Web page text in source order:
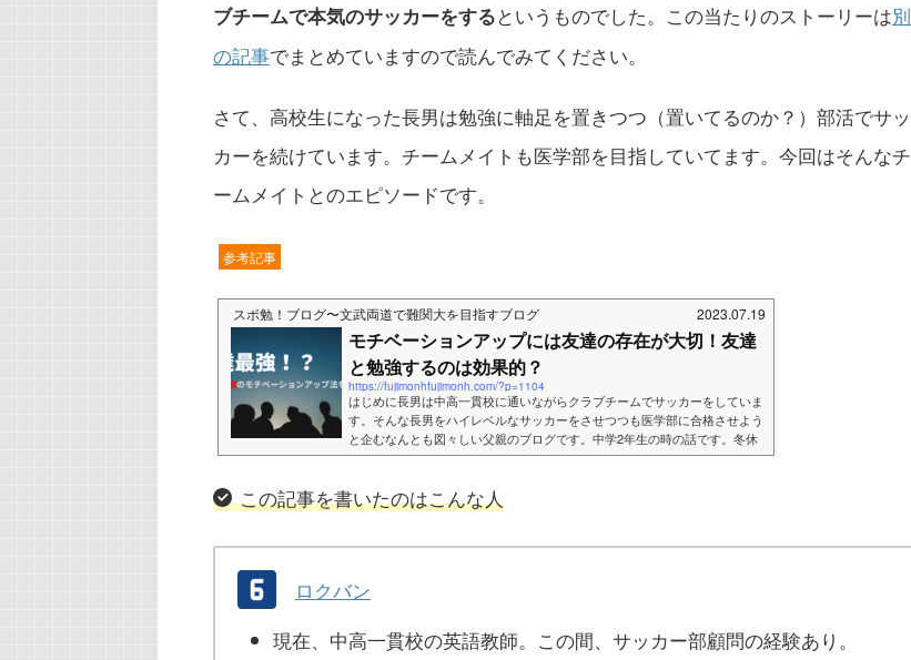
ブチームで本気のサッカーをするというものでした。この当たりのストーリーは別
の記事でまとめていますので読んでみてください。
さて、高校生になった長男は勉強に軸足を置きつつ（置いてるのか？）部活でサッ
カーを続けています。チームメイトも医学部を目指していてます。今回はそんなチ
ームメイトとのエピソードです。
参考記事
スポ勉！ブログ〜文武両道で難関大を目指すブログ 2023.07.19
モチベーションアップには友達の存在が大切！友達
と勉強するのは効果的？
https://fujimonhfujimonh.com/?p=1104
はじめに長男は中高一貫校に通いながらクラブチームでサッカーをしていま
す。そんな長男をハイレベルなサッカーをさせつつも医学部に合格させよう
と企むなんとも図々しい父親のブログです。中学2年生の時の話です。冬休
みをダラダラと過ごした挙句、冬休み明けの実力考査は過去最低の結果に。
ッ？良いのか、悪いのか。イヤイヤ、良くはないですよね。モチベーション
のあるなしで成績が乱高下してしまうようでは、問題大アリ。日頃からしっ
この記事を書いたのはこんな人
ロクバン
現在、中高一貫校の英語教師。この間、サッカー部顧問の経験あり。